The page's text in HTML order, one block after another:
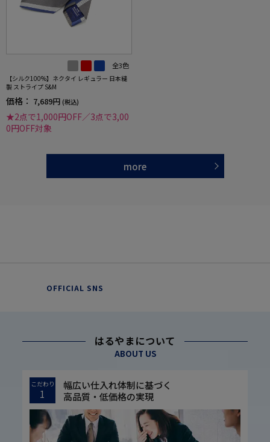
全3色
【シルク100%】ネクタイ レギュラー 日本縫
製 ストライプ S&M
価格： 7,689円 (税込)
★2点で1,000円OFF／3点で3,00
0円OFF対象
more
OFFICIAL SNS
はるやまについて
ABOUT US
こだわり
1
幅広い仕入れ体制に基づく
高品質・低価格の実現